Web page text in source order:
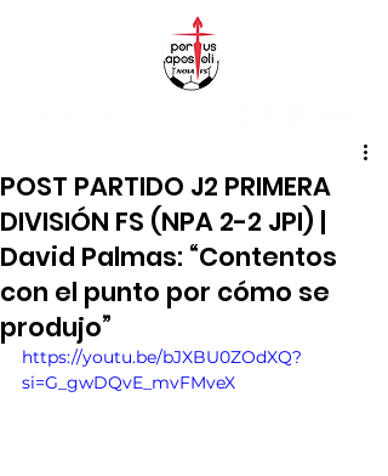
POST PARTIDO J2 PRIMERA
DIVISIÓN FS (NPA 2-2 JPI) |
David Palmas: “Contentos
con el punto por cómo se
produjo”
https://youtu.be/bJXBU0ZOdXQ?
si=G_gwDQvE_mvFMveX